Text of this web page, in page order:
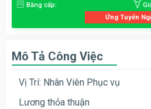
Bằng cấp:
Ứng Tuyển
Mô Tả Công Việc
Vị Trí: Nhân Viên Phục vụ
Lương thỏa thuận